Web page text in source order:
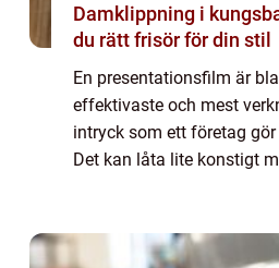
Damklippning i kungsbacka
du rätt frisör för din stil
En presentationsfilm är
effektivaste och mest
intryck som ett företag
Det kan låta lite konstigt